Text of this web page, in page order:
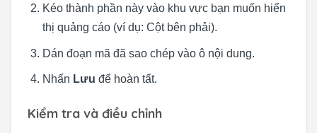
Kéo thành phần này vào khu vực bạn muốn hiển
thị quảng cáo (ví dụ: Cột bên phải).
Dán đoạn mã đã sao chép vào ô nội dung.
Nhấn Lưu để hoàn tất.
Kiểm tra và điều chỉnh